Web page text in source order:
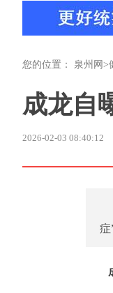
您的位置： 泉州网 >
成龙自
2026-02-03 08:40:12
症